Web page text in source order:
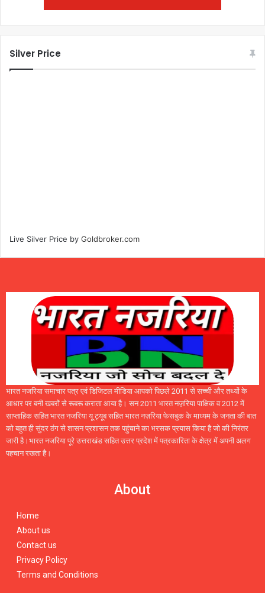
Silver Price
Live Silver Price by Goldbroker.com
भारत नजरिया समाचार पत्र एवं डिजिटल मीडिया आपको पिछले 2011 से सच्ची और तथ्यों के
आधार पर बनी खबरों से रूबरू कराता आया है। सन 2011 भारत नज़रिया पाक्षिक व 2012 में
साप्ताहिक सहित भारत नजरिया यू ट्यूब सहित भारत नज़रिया फेसबुक के माध्यम के जनता की बात
को बहुत ही सुंदर ठंग से शासन प्रशासन तक पहुंचाने का भरसक प्रयास किया है जो की निरंतर
जारी है।भारत नजरिया पूरे उत्तराखंड सहित उत्तर प्रदेश में पत्रकारिता के क्षेत्र में अपनी अलग
पहचान रखता है।
About
Home
About us
Contact us
Privacy Policy
Terms and Conditions